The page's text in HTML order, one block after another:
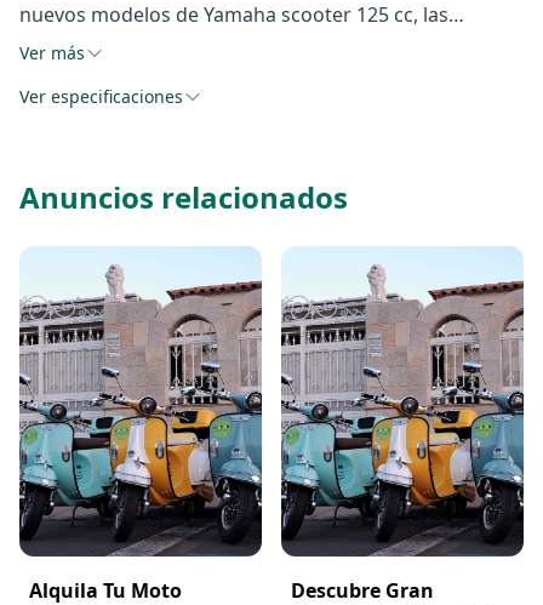
nuevos modelos de Yamaha scooter 125 cc, las
novedosas Yamaha ray zr, así podrás descubrir todos
También alquilamos patinetes y bicicletas.
Ver más
Ver especificaciones
Anuncios relacionados
Alquila Tu Moto
Descubre Gran